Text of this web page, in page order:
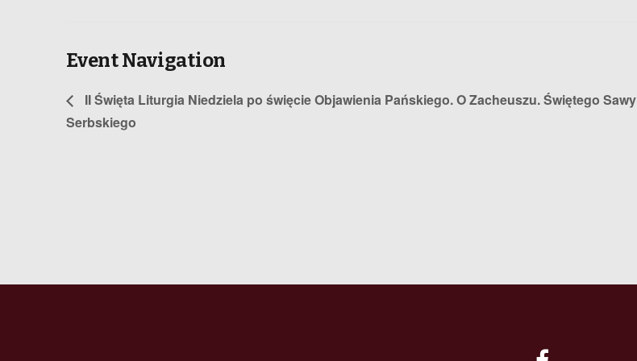
Event Navigation
II Święta Liturgia Niedziela po święcie Objawienia Pańskiego. O Zacheuszu. Świętego Sawy
Serbskiego